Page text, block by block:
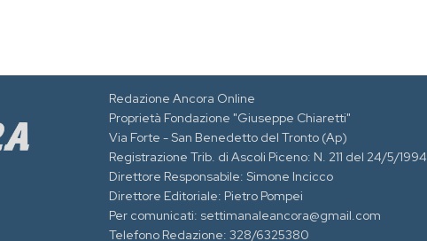
Redazione Ancora Online
Proprietà Fondazione "Giuseppe Chiaretti"
Via Forte - San Benedetto del Tronto (Ap)
Registrazione Trib. di Ascoli Piceno: N. 211 del 24/5/1994
Direttore Responsabile: Simone Incicco
Direttore Editoriale: Pietro Pompei
Per comunicati: settimanaleancora@gmail.com
Telefono Redazione: 328/6325380